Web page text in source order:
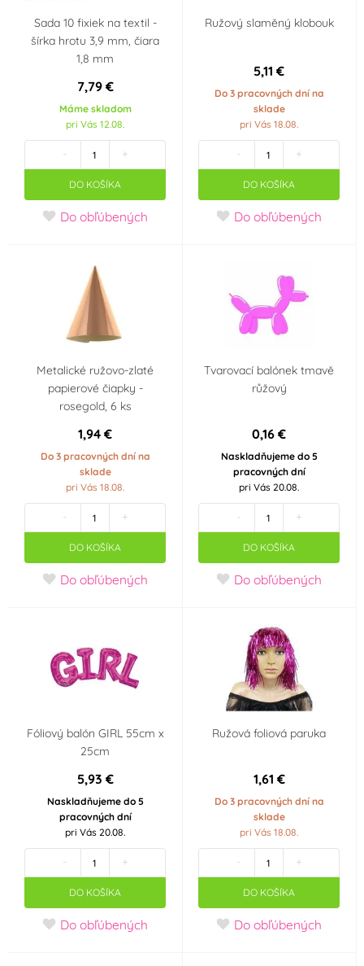
Máša a medvěd Minions - Mimoni
Mickey a Minnie
Pohádkové princezny Panenka LOL Surprise
Fotbal Halloween
Použití
v plynové troubě
v horkovzdušné
troubě
na elektrickém
na sklokeramickém
Krajina pôvodu
Česká republika Itálie
Německo
Objem
Sada 10 fixiek na textil -
šírka hrotu 3,9 mm, čiara
1,8 mm
7,79 €
Máme skladom
pri Vás 12.08.
- +
DO KOŠÍKA
Do obľúbených
Ružový slaměný klobouk
5,11 €
Do 3 pracovných dní na
sklade
pri Vás 18.08.
- +
DO KOŠÍKA
Do obľúbených
Metalické ružovo-zlaté
papierové čiapky -
rosegold, 6 ks
1,94 €
Do 3 pracovných dní na
sklade
pri Vás 18.08.
- +
DO KOŠÍKA
Do obľúbených
Tvarovací balónek tmavě
růžový
0,16 €
Naskladňujeme do 5
pracovných dní
pri Vás 20.08.
- +
DO KOŠÍKA
Do obľúbených
Fóliový balón GIRL 55cm x
25cm
5,93 €
Naskladňujeme do 5
pracovných dní
pri Vás 20.08.
- +
DO KOŠÍKA
Do obľúbených
Ružová foliová paruka
1,61 €
Do 3 pracovných dní na
sklade
pri Vás 18.08.
- +
DO KOŠÍKA
Do obľúbených